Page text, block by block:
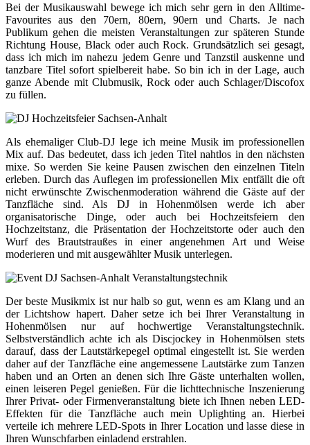
Bei der Musikauswahl bewege ich mich sehr gern in den Alltime-
Favourites aus den 70ern, 80ern, 90ern und Charts. Je nach
Publikum gehen die meisten Veranstaltungen zur späteren Stunde
Richtung House, Black oder auch Rock. Grundsätzlich sei gesagt,
dass ich mich im nahezu jedem Genre und Tanzstil auskenne und
tanzbare Titel sofort spielbereit habe. So bin ich in der Lage, auch
ganze Abende mit Clubmusik, Rock oder auch Schlager/Discofox
zu füllen.
Als ehemaliger Club-DJ lege ich meine Musik im professionellen
Mix auf. Das bedeutet, dass ich jeden Titel nahtlos in den nächsten
mixe. So werden Sie keine Pausen zwischen den einzelnen Titeln
erleben. Durch das Auflegen im professionellen Mix entfällt die oft
nicht erwünschte Zwischenmoderation während die Gäste auf der
Tanzfläche sind. Als DJ in Hohenmölsen werde ich aber
organisatorische Dinge, oder auch bei Hochzeitsfeiern den
Hochzeitstanz, die Präsentation der Hochzeitstorte oder auch den
Wurf des Brautstraußes in einer angenehmen Art und Weise
moderieren und mit ausgewählter Musik unterlegen.
Der beste Musikmix ist nur halb so gut, wenn es am Klang und an
der Lichtshow hapert. Daher setze ich bei Ihrer Veranstaltung in
Hohenmölsen nur auf hochwertige Veranstaltungstechnik.
Selbstverständlich achte ich als Discjockey in Hohenmölsen stets
darauf, dass der Lautstärkepegel optimal eingestellt ist. Sie werden
daher auf der Tanzfläche eine angemessene Lautstärke zum Tanzen
haben und an Orten an denen sich Ihre Gäste unterhalten wollen,
einen leiseren Pegel genießen. Für die lichttechnische Inszenierung
Ihrer Privat- oder Firmenveranstaltung biete ich Ihnen neben LED-
Effekten für die Tanzfläche auch mein Uplighting an. Hierbei
verteile ich mehrere LED-Spots in Ihrer Location und lasse diese in
Ihren Wunschfarben einladend erstrahlen.